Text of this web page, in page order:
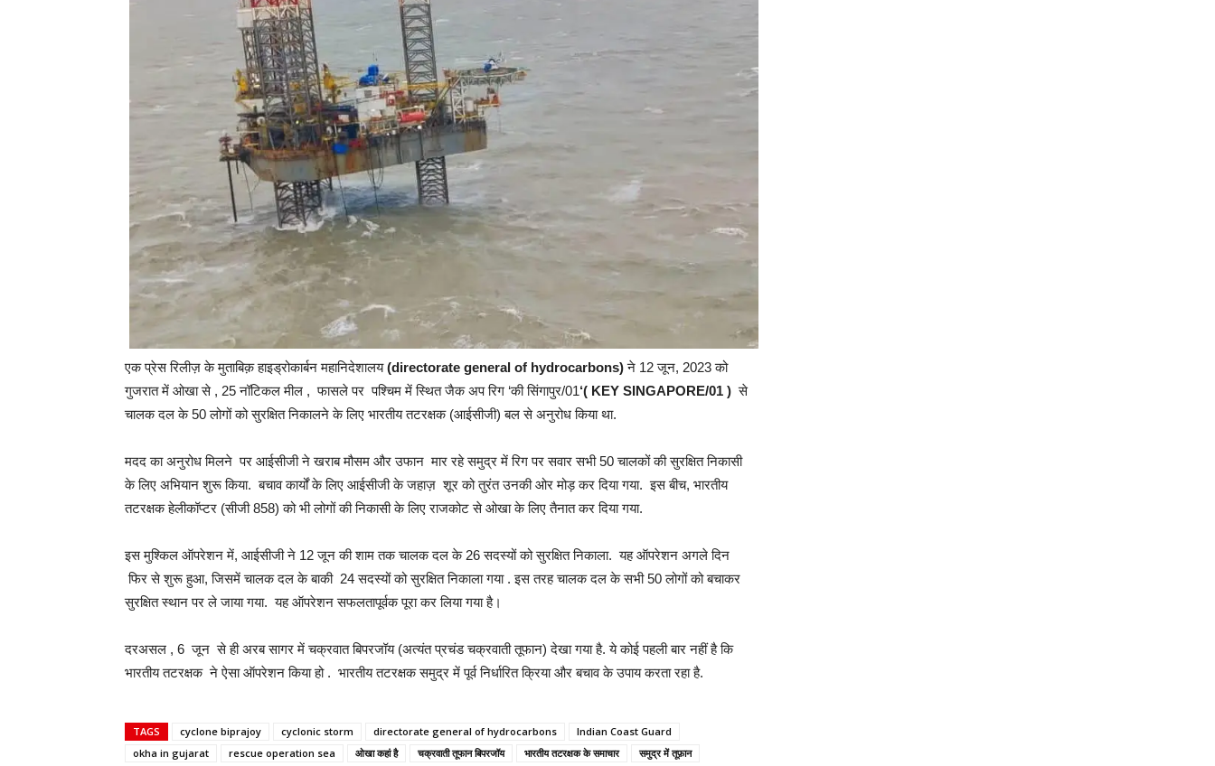
एक प्रेस रिलीज़ के मुताबिक़ हाइड्रोकार्बन महानिदेशालय(directorate general of hydrocarbons)ने 12 जून, 2023 को
गुजरात में ओखा से , 25 नॉटिकल मील , फासले पर पश्चिम में स्थित जैक अप रिग ‘की सिंगापुर/01‘( KEY SINGAPORE/01 ) से
चालक दल के 50 लोगों को सुरक्षित निकालने के लिए भारतीय तटरक्षक (आईसीजी) बल से अनुरोध किया था.
मदद का अनुरोध मिलने पर आईसीजी ने खराब मौसम और उफान मार रहे समुद्र में रिग पर सवार सभी 50 चालकों की सुरक्षित निकासी
के लिए अभियान शुरू किया. बचाव कार्यों के लिए आईसीजी के जहाज़ शूर को तुरंत उनकी ओर मोड़ कर दिया गया. इस बीच, भारतीय
तटरक्षक हेलीकॉप्टर (सीजी 858) को भी लोगों की निकासी के लिए राजकोट से ओखा के लिए तैनात कर दिया गया.
इस मुश्किल ऑपरेशन में, आईसीजी ने 12 जून की शाम तक चालक दल के 26 सदस्यों को सुरक्षित निकाला. यह ऑपरेशन अगले दिन
फिर से शुरू हुआ, जिसमें चालक दल के बाकी 24 सदस्यों को सुरक्षित निकाला गया . इस तरह चालक दल के सभी 50 लोगों को बचाकर
सुरक्षित स्थान पर ले जाया गया. यह ऑपरेशन सफलतापूर्वक पूरा कर लिया गया है।
दरअसल , 6 जून से ही अरब सागर में चक्रवात बिपरजॉय (अत्यंत प्रचंड चक्रवाती तूफान) देखा गया है. ये कोई पहली बार नहीं है कि
भारतीय तटरक्षक ने ऐसा ऑपरेशन किया हो . भारतीय तटरक्षक समुद्र में पूर्व निर्धारित क्रिया और बचाव के उपाय करता रहा है.
TAGS cyclone biprajoy cyclonic storm directorate general of hydrocarbons
Indian Coast Guard
okha in gujarat
rescue operation sea ओखा कहां है चक्रवाती तूफान बिपरजॉय भारतीय तटरक्षक के समाचार
समुद्र में तूफ़ान